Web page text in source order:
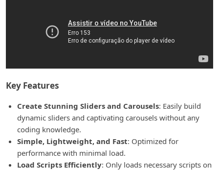
Key Features
Create Stunning Sliders and Carousels: Easily build
dynamic sliders and captivating carousels without any
coding knowledge.
Simple, Lightweight, and Fast: Optimized for
performance with minimal load.
Load Scripts Efficiently: Only loads necessary scripts on